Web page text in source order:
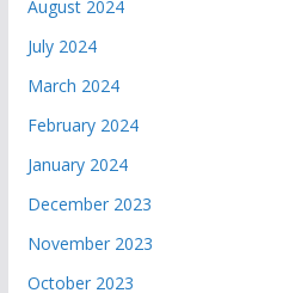
August 2024
July 2024
March 2024
February 2024
January 2024
December 2023
November 2023
October 2023